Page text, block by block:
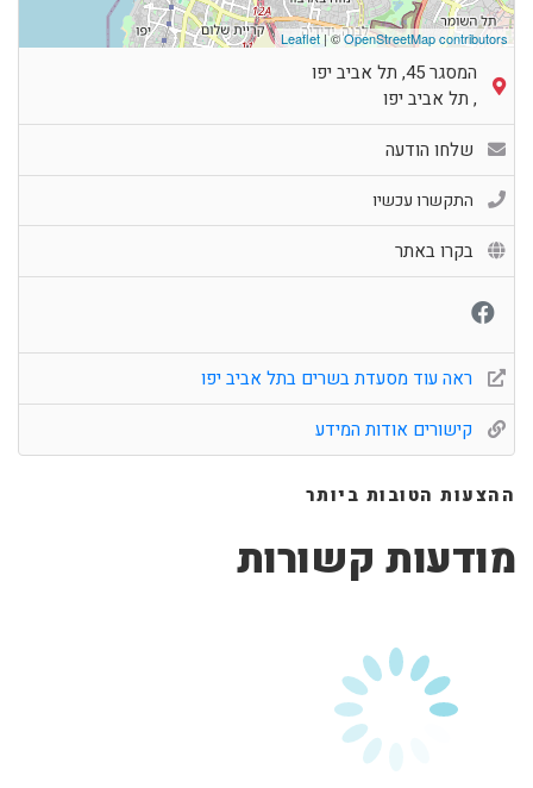
Leaflet| ©OpenStreetMap contributors
המסגר 45, תל אביב יפו
, תל אביב יפו
שלחו הודעה
התקשרו עכשיו
בקרו באתר
ראה עוד מסעדת בשרים בתל אביב יפו
קישורים אודות המידע
ההצעות הטובות ביותר
מודעות קשורות